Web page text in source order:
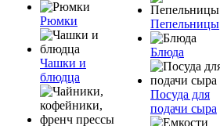
Рюмки
Чашки и
блюдца
Пепельницы
Блюда
Посуда для
подачи сыра